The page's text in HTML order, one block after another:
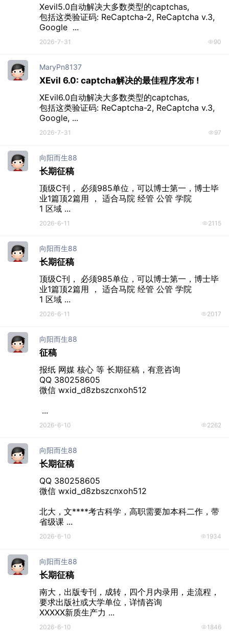
Xevil5.0自动解决大多数类型的captchas,
包括这类验证码: ReCaptcha-2, ReCaptcha v.3,
Google  ...
2026-7-31 90
MaryPn8137
XEvil 6.0: captcha解决的最佳程序发布 !
XEvil6.0自动解决大多数类型的captchas,
包括这类验证码: ReCaptcha-2, ReCaptcha v.3,
Google, ...
2026-7-31 97
向阳而生88
长期征稿
顶级C刊， 必须985单位，可以博士第一，博士毕
业1篇顶2篇用 ， 适合马院 经管 公管 学院
1 区域 ...
2026-6-11 2115
向阳而生88
长期征稿
顶级C刊， 必须985单位，可以博士第一，博士毕
业1篇顶2篇用 ， 适合马院 经管 公管 学院
1 区域 ...
2026-6-11 2017
向阳而生88
征稿
报纸 网媒 核心 等 长期征稿，有意咨询
QQ 380258605
微信 wxid_d8zbszcnxoh512
...
2026-6-10 2262
向阳而生88
长期征稿
QQ 380258605
微信 wxid_d8zbszcnxoh512
北大，文****考古科学，高职需要加本科二作，带
省级课 ...
2026-6-10 1934
向阳而生88
长期征稿
南大，出版专刊，成转，四个月内录用，走流程，
要求出版社或大学单位，详情咨询
XXXXX新质生产力 ...
2026-6-10 1846